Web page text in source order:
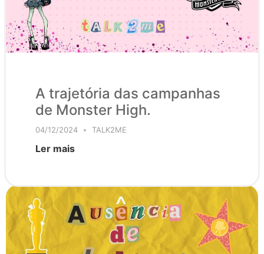
A trajetória das campanhas
de Monster High.
04/12/2024 TALK2ME
Ler mais